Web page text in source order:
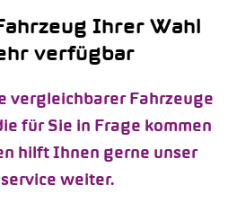
Ihrer Wahl
verfügbar
vergleichbarer Fahrzeuge
für Sie in Frage kommen
hilft Ihnen gerne unser
weiter.